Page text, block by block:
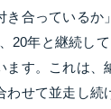
き合っているか
20年と継続し
ます。これは、
わせて並走し続